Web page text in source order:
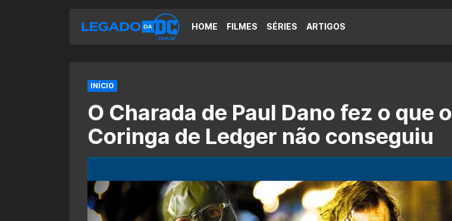
HOME FILMES SÉRIES ARTIGOS
INÍCIO
O Charada de Paul Dano fez o que o
Coringa de Ledger não conseguiu